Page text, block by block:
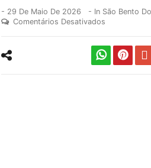
- 29 De Maio De 2026 - In São Bento
Comentários Desativados